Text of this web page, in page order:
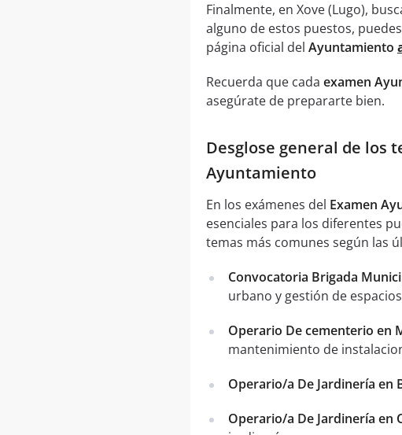
Finalmente, en Xove (Lugo),
alguno de estos puestos,
página oficial del Ayuntamiento
Recuerda que cada examen
asegúrate de prepararte bien.
Desglose general de los
Ayuntamiento
En los exámenes del Examen
esenciales para los diferentes
temas más comunes según las
Convocatoria Brigada
urbano y gestión de
Operario De cementerio en
mantenimiento de
Operario/a De Jardinería en
Operario/a De Jardinería en